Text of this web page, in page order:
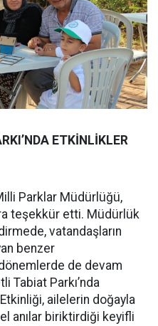
ETKİNLİKLER
Parklar Müdürlüğü,
teşekkür etti. Müdürlük
vatandaşların
benzer
de devam
Tabiat Parkı’nda
ailelerin doğayla
anılar biriktirdiği keyifli